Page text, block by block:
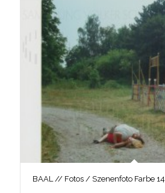
BAAL // Fotos / Szenenfoto Farbe 14